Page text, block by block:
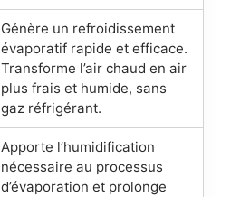
Génère un refroidissement
évaporatif rapide et efficace.
Transforme l’air chaud en air
plus frais et humide, sans
gaz réfrigérant.
Apporte l’humidification
nécessaire au processus
d’évaporation et prolonge